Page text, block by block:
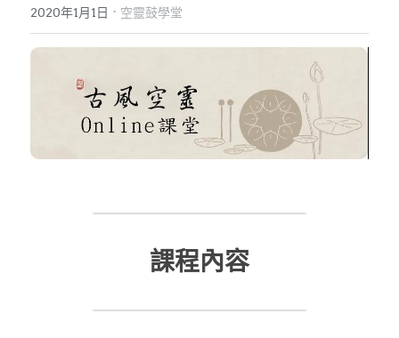
旗艦款空靈鼓
2026最新優惠
曲譜與伴奏
空靈學堂
Q&A
關於LURU
Facebook
2020年1月1日 · 空靈鼓學堂
課程內容
便攜款
旗艦款